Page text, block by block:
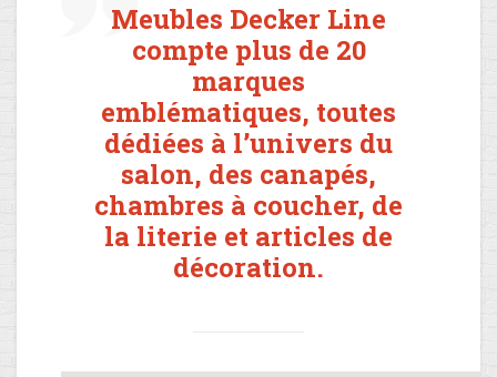
Meubles Decker Line
compte plus de 20
marques
emblématiques, toutes
dédiées à l’univers du
salon, des canapés,
chambres à coucher, de
la literie et articles de
décoration.